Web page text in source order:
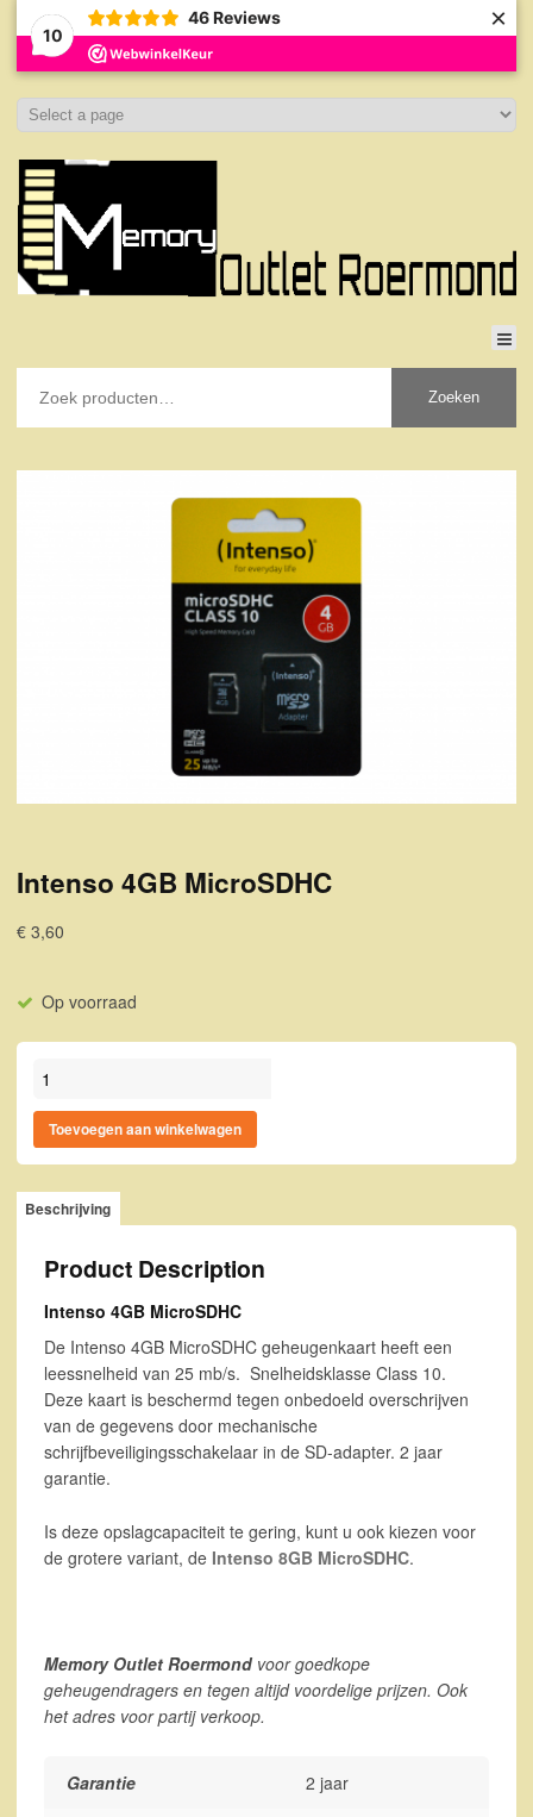
10
46 Reviews ×
Zoeken
Intenso 4GB MicroSDHC
€ 3,60
Op voorraad
Intenso 4GB MicroSDHC aantal
Toevoegen aan winkelwagen
Beschrijving
Product Description
Intenso 4GB MicroSDHC
De Intenso 4GB MicroSDHC geheugenkaart heeft een
leessnelheid van 25 mb/s. Snelheidsklasse Class 10.
Deze kaart is beschermd tegen onbedoeld overschrijven
van de gegevens door mechanische
schrijfbeveiligingsschakelaar in de SD-adapter. 2 jaar
garantie.
Is deze opslagcapaciteit te gering, kunt u ook kiezen voor
de grotere variant, de Intenso 8GB MicroSDHC.
Memory Outlet Roermondvoor goedkope
geheugendragers en tegen altijd voordelige prijzen. Ook
het adres voor partij verkoop.
Garantie 2 jaar